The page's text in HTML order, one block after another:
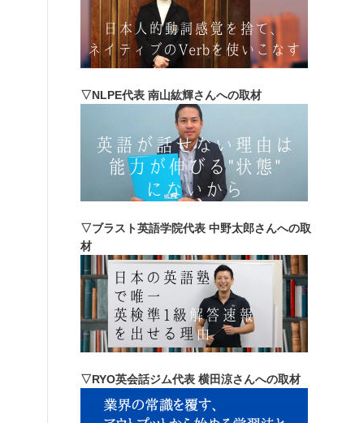
▽NLPE代表 南山紘輝さんへの取材
▽ブラスト英語学院代表 中野太郎さんへの取
材
▽RYO英会話ジム代表 横田涼さんへの取材